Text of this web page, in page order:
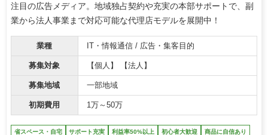
注目の広告メディア。地域独占契約や充実の本部サポートで、副
業から法人事業まで対応可能な代理店モデルを展開中！
業種 IT・情報通信 / 広告・集客目的
募集対象 【個人】 【法人】
募集地域 一部地域
初期費用 1万～50万
省スペース・自宅 サポート充実 利益率50%以上 初心者大歓迎 商品に自信あり